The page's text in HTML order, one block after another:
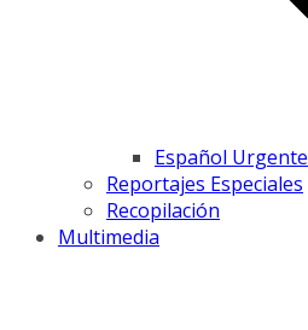
Español Urgente
Reportajes Especiales
Recopilación
Multimedia